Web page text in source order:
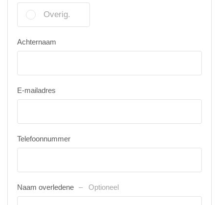
Overig.
Achternaam
E-mailadres
Telefoonnummer
Naam overledene Optioneel